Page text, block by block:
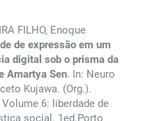
FILHO, Enoque
de expressão em um
digital sob o prisma da
Amartya Sen. In: Neuro
Kujawa. (Org.).
6: liberdade de
social. 1ed.Porto